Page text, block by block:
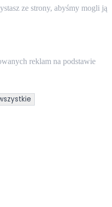
ze strony, abyśmy mogli ją
reklam na podstawie